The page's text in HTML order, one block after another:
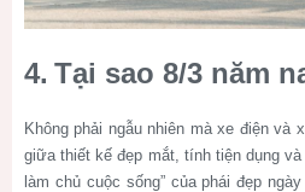
4. Tại sao 8/3 năm
Không phải ngẫu nhiên mà xe điện và
giữa thiết kế đẹp mắt, tính tiện dụng
làm chủ cuộc sống” của phái đẹp